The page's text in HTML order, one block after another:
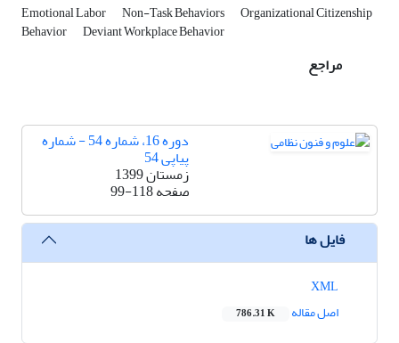
Emotional Labor Non-Task Behaviors Organizational Citizenship
Behavior Deviant Workplace Behavior
مراجع
دوره 16، شماره 54 - شماره
پیاپی 54
زمستان 1399
صفحه99-118
فایل ها
اصل مقاله
786.31 K